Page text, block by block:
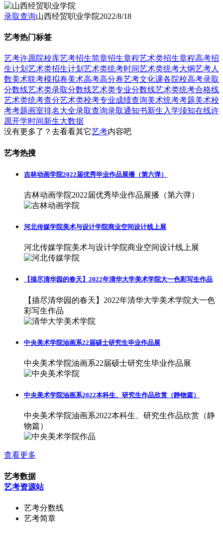
录取查询山西经贸职业学院2022/8/18
艺考热门标签
艺考许愿院校库艺考招生简章招生章程艺术类招生章程高考招
生计划 艺术类招生计划 艺术类统考时间艺术类统考大纲艺考人
数美术联考模拟卷美术高考高分卷艺考文化课各院校高考录取
分数线艺术类录取分数线艺术类专业分数线艺术类统考合格线
艺术类统考查分艺术类校考专业成绩查询美术统考考题美术校
考考题画室排名大全录取查询录取通知书新生入学须知在线许
愿开学时间新生大数据
没有更多了？去看看其它艺考内容吧
艺考热搜
吉林动画学院2022届优秀毕业作品展播（第六弹）
吉林动画学院2022届优秀毕业作品展播（第六弹）
河北传媒学院美术与设计学院商业空间设计线上展
河北传媒学院美术与设计学院商业空间设计线上展
【描尽清华园的春天】2022年清华大学美术学院大一色彩写生作品
【描尽清华园的春天】2022年清华大学美术学院大一色
彩写生作品
中央美术学院油画系22届硕士研究生毕业作品展
中央美术学院油画系22届硕士研究生毕业作品展
中央美术学院油画系2022本科生、研究生作品欣赏（静物篇）
中央美术学院油画系2022本科生、研究生作品欣赏（静
物篇）
查看更多
艺考数据
艺考资源站
艺考分数线
艺考简章